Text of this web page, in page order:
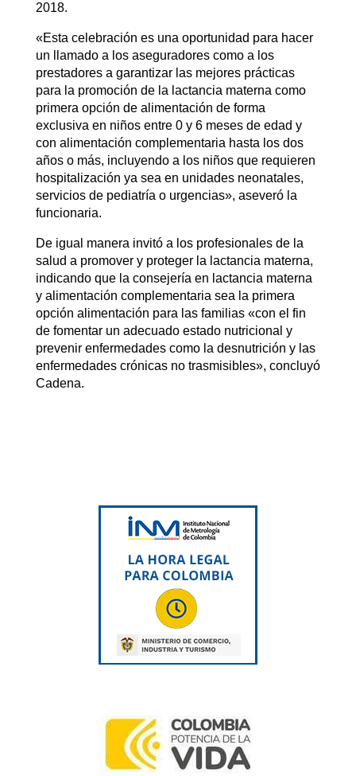
2018.
«Esta celebración es una oportunidad para hacer
un llamado a los aseguradores como a los
prestadores a garantizar las mejores prácticas
para la promoción de la lactancia materna como
primera opción de alimentación de forma
exclusiva en niños entre 0 y 6 meses de edad y
con alimentación complementaria hasta los dos
años o más, incluyendo a los niños que requieren
hospitalización ya sea en unidades neonatales,
servicios de pediatría o urgencias», aseveró la
funcionaria.
De igual manera invitó a los profesionales de la
salud a promover y proteger la lactancia materna,
indicando que la consejería en lactancia materna
y alimentación complementaria sea la primera
opción alimentación para las familias «con el fin
de fomentar un adecuado estado nutricional y
prevenir enfermedades como la desnutrición y las
enfermedades crónicas no trasmisibles», concluyó
Cadena.